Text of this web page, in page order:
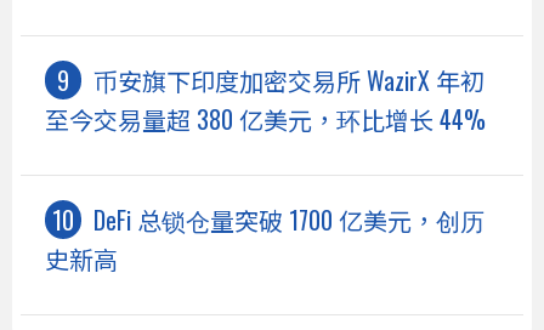
币安旗下印度加密交易所 WazirX 年初
至今交易量超 380 亿美元，环比增长 44%
DeFi 总锁仓量突破 1700 亿美元，创历
史新高